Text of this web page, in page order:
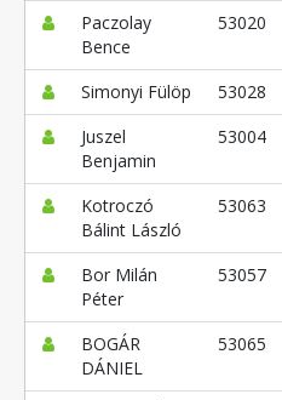
Paczolay
Bence
53020
Simonyi Fülöp 53028
Juszel
Benjamin
53004
Kotroczó
Bálint László
53063
Bor Milán
Péter
53057
BOGÁR
DÁNIEL
53065